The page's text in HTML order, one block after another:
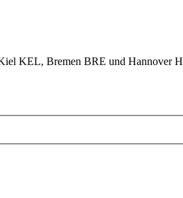
KEL, Bremen BRE und Hannover